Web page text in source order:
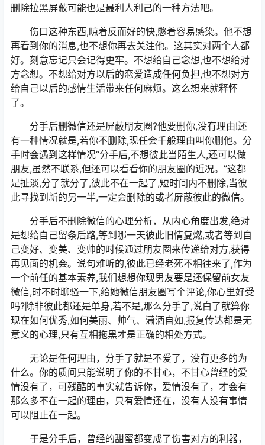
删除拉黑屏蔽可能也是最利人利己的一种方法吧。
伤口这种东西,晾着反而好的快,憋着容易感染。他不想
再看到你的消息,也不想你再去关注他。这其实对两个人都
好。刻意忘记只会记得更牢。不想给自己念想,也不想给对
方念想。不想给对方以后的恋爱造成任何负担,也不想对方
给自己以后的感情生活带来任何麻烦。这么想来就释怀
了。
分手后删微信还是屏蔽朋友圈?他要删你,没有理由!还
有一种情况就是,若你不删除,现任会千般理由叫你删他。分
手时会遇到这样情况“分手后,不想彼此当陌生人,还可以做
朋友,虽然不联系,但还可以看看你的朋友圈的近况。”这都
是扯淡,分了就分了,彼此不在一起了,短时间内不删除,当彼
此寻找到新的另一半,一定会删除的或者屏蔽彼此的微信。
分手后不删除微信的心理分析，从内心角度出发,绝对
是想给自己留条后路,等到哪一天彼此旧情复燃,或者等到自
己变好、变美、变帅的时候通过朋友圈来传递给对方,获得
再见面的机会。说句难听的,彼此已经老死不相往来了,作为
一个前任的基本素养,我们想想你现男友要是还保留前女友
微信,时不时聊骚一下,给她微信朋友圈写个评论,你心里好受
吗?除非彼此都还是单身,若不是,那么分手了,说白了就算你
现在如何优秀,如何美丽、帅气、潇洒自如,报复传达都是无
意义的心理,只有互相拖黑才是正确的相处方式。
无论是任何理由，分手了就是不爱了，没有更多的为
什么。你的质问只能说明了你的不甘心，不甘心曾经的爱
情没有了，可残酷的事实就告诉你，爱情没有了，才会有
那么多不在一起的理由，只有爱情还在，没有人没有事情
可以阻止在一起。
于是分手后，曾经的甜蜜都变成了伤害对方的利器，